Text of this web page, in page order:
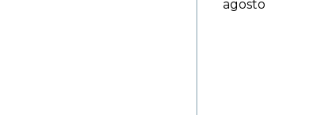
agosto